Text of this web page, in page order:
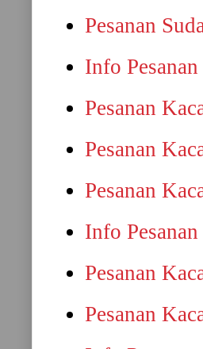
Pesanan
Info
Pesanan
Pesanan
Pesanan
Info
Pesanan
Pesanan